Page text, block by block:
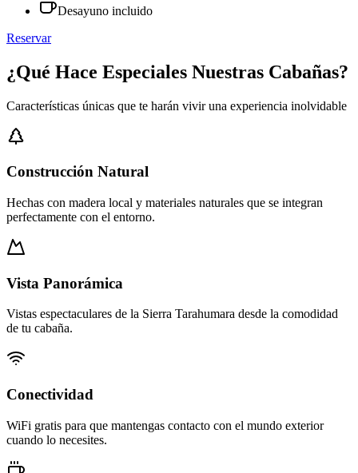
Desayuno incluido
Reservar
¿Qué Hace Especiales Nuestras Cabañas?
Características únicas que te harán vivir una experiencia inolvidable
Construcción Natural
Hechas con madera local y materiales naturales que se integran
perfectamente con el entorno.
Vista Panorámica
Vistas espectaculares de la Sierra Tarahumara desde la comodidad
de tu cabaña.
Conectividad
WiFi gratis para que mantengas contacto con el mundo exterior
cuando lo necesites.